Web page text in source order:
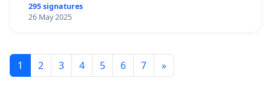
295 signatures
26 May 2025
1 2 3 4 5 6 7 »